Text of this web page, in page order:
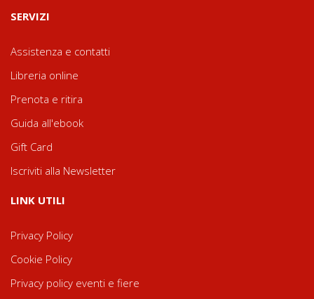
SERVIZI
Assistenza e contatti
Libreria online
Prenota e ritira
Guida all'ebook
Gift Card
Iscriviti alla Newsletter
LINK UTILI
Privacy Policy
Cookie Policy
Privacy policy eventi e fiere